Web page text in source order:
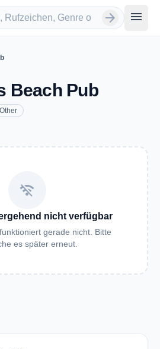
arrow_forward menu
Beach Pub
Other
wifi_off
nicht verfügbar
gerade nicht. Bitte
es später erneut.